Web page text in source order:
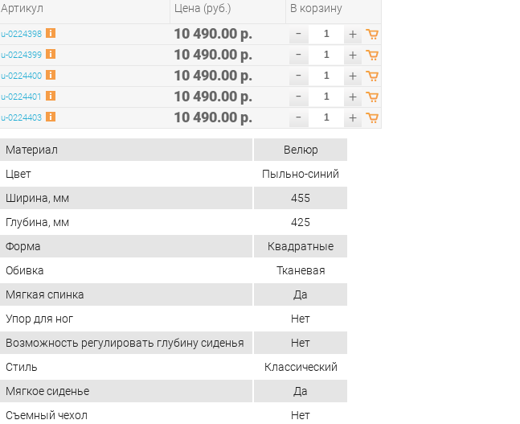
Артикул Цена (руб.) В корзину
u-0224398 10 490.00 р. - +
u-0224399 10 490.00 р. - +
u-0224400 10 490.00 р. - +
u-0224401 10 490.00 р. - +
u-0224403 10 490.00 р. - +
Материал
Велюр
Цвет
Пыльно-синий
Ширина, мм
455
Глубина, мм
425
Форма
Квадратные
Обивка
Тканевая
Мягкая спинка
Да
Упор для ног
Нет
Возможность регулировать глубину сиденья
Нет
Стиль
Классический
Мягкое сиденье
Да
Съемный чехол
Нет